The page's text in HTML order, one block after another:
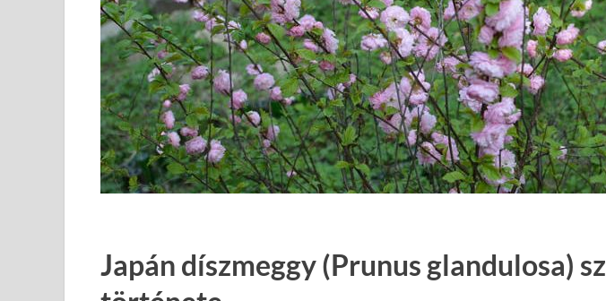
Japán díszmeggy (Prunus glandulosa)